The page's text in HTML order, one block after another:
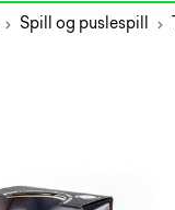
Spill og puslespill